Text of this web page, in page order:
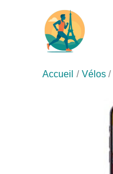
Accueil Vélos